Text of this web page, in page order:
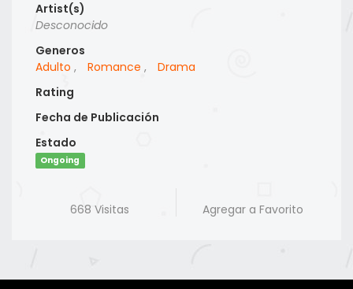
Artist(s)
Desconocido
Generos
Adulto , Romance ,
Drama
Rating
Fecha de Publicación
Estado
Ongoing
668 Visitas Agregar a Favorito